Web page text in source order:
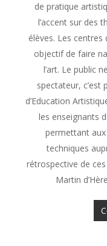
de pratique
l’accent sur des
élèves. Les centres
objectif de faire
l’art. Le public
spectateur,
d’Education
les enseignants
permettant aux
techniques
rétrospective de
Martin